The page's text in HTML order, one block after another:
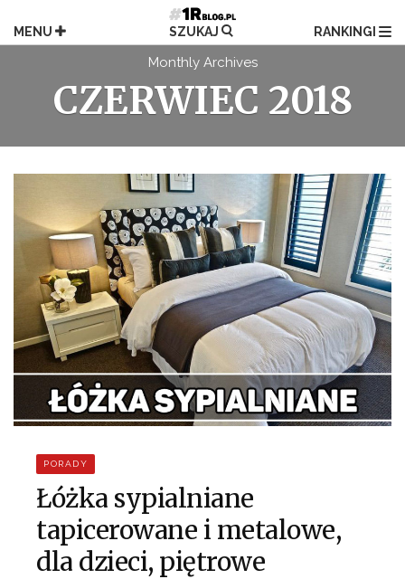
do
treści
MENU SZUKAJ RANKINGI
Monthly Archives
CZERWIEC 2018
PORADY
Łóżka sypialniane
tapicerowane i metalowe,
dla dzieci, piętrowe